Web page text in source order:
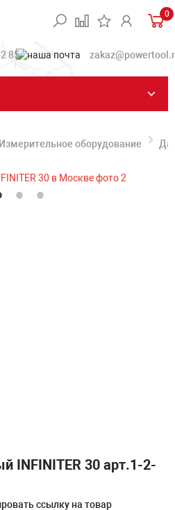
0
85
Измерительное оборудование
INFINITER 30 арт.1-2-